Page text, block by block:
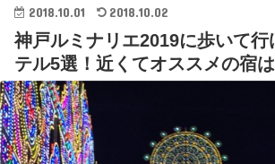
2018.10.01 2018.10.02
神戸ルミナリエ2019に歩いて行
テル5選！近くてオススメの宿